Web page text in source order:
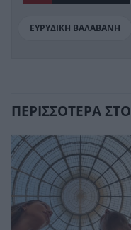
ΕΥΡΥΔΙΚΗ ΒΑΛΑΒΑΝΗ
ΠΕΡΙΣΣΟΤΕΡΑ ΣΤΟ